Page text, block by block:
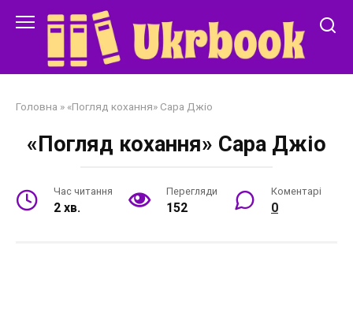
Головна » «Погляд кохання» Сара Джіо
«Погляд кохання» Сара Джіо
Час читання
2 хв.
Перегляди
152
Коментарі
0